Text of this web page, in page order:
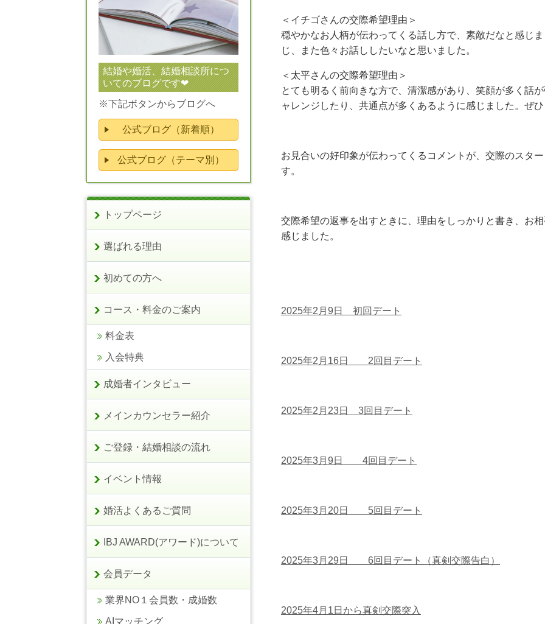
＜イチゴさんの交際希望理由＞
穏やかなお人柄が伝わってくる話し方で、素敵だなと感じ
じ、また色々お話ししたいなと思いました。
＜太平さんの交際希望理由＞
とても明るく前向きな方で、清潔感があり、 笑顔が多く話が
ャレンジしたり、共通点が多くあるように感じました。ぜ
お見合いの好印象が伝わってくるコメントが、交際のスタ
す。
交際希望の返事を出すときに、理由をしっかりと書き、お
感じました。
2025年2月9日 初回デート
2025年2月16日 2回目デート
2025年2月23日 3回目デート
2025年3月9日 4回目デート
2025年3月20日 5回目デート
2025年3月29日 6回目デート（真剣交際告白）
2025年4月1日から真剣交際突入
結婚や婚活、結婚相談所につ
いてのブログです❤
※下記ボタンからブログへ
公式ブログ（新着順）
公式ブログ（テーマ別）
トップページ
選ばれる理由
初めての方へ
コース・料金のご案内
料金表
入会特典
成婚者インタビュー
メインカウンセラー紹介
ご登録・結婚相談の流れ
イベント情報
婚活よくあるご質問
IBJ AWARD(アワード)について
会員データ
業界NO１会員数・成婚数
AIマッチング